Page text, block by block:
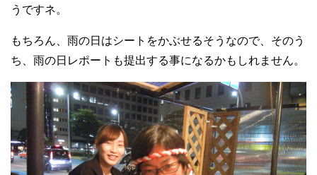
うですネ。
もちろん、雨の日はシートをかぶせるそうなので、そのう
ち、雨の日レポートも提出する事になるかもしれません。